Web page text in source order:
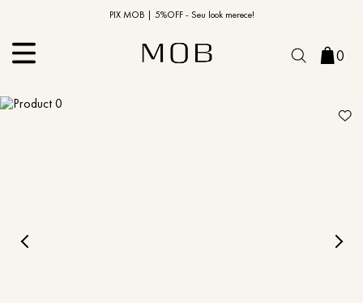
PIX MOB | 5%OFF - Seu look merece!
10% OFF na primeira compra | Cupom: BEMVINDO10*
0